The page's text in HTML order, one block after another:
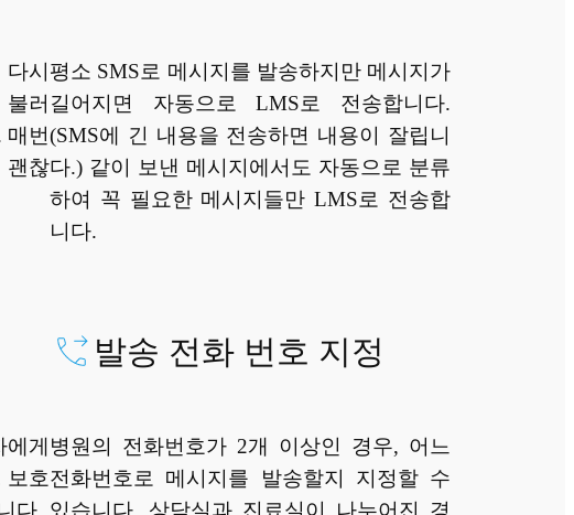
시
러
번
괜찮
평소 SMS로 메시지를 발송하지만 메시지가
길어지면 자동으로 LMS로 전송합니다.
(SMS에 긴 내용을 전송하면 내용이 잘립니
다.) 같이 보낸 메시지에서도 자동으로 분류
하여 꼭 필요한 메시지들만 LMS로 전송합
니다.
게
보호
발송 전화 번호 지정
병원의 전화번호가 2개 이상인 경우, 어느
전화번호로 메시지를 발송할지 지정할 수